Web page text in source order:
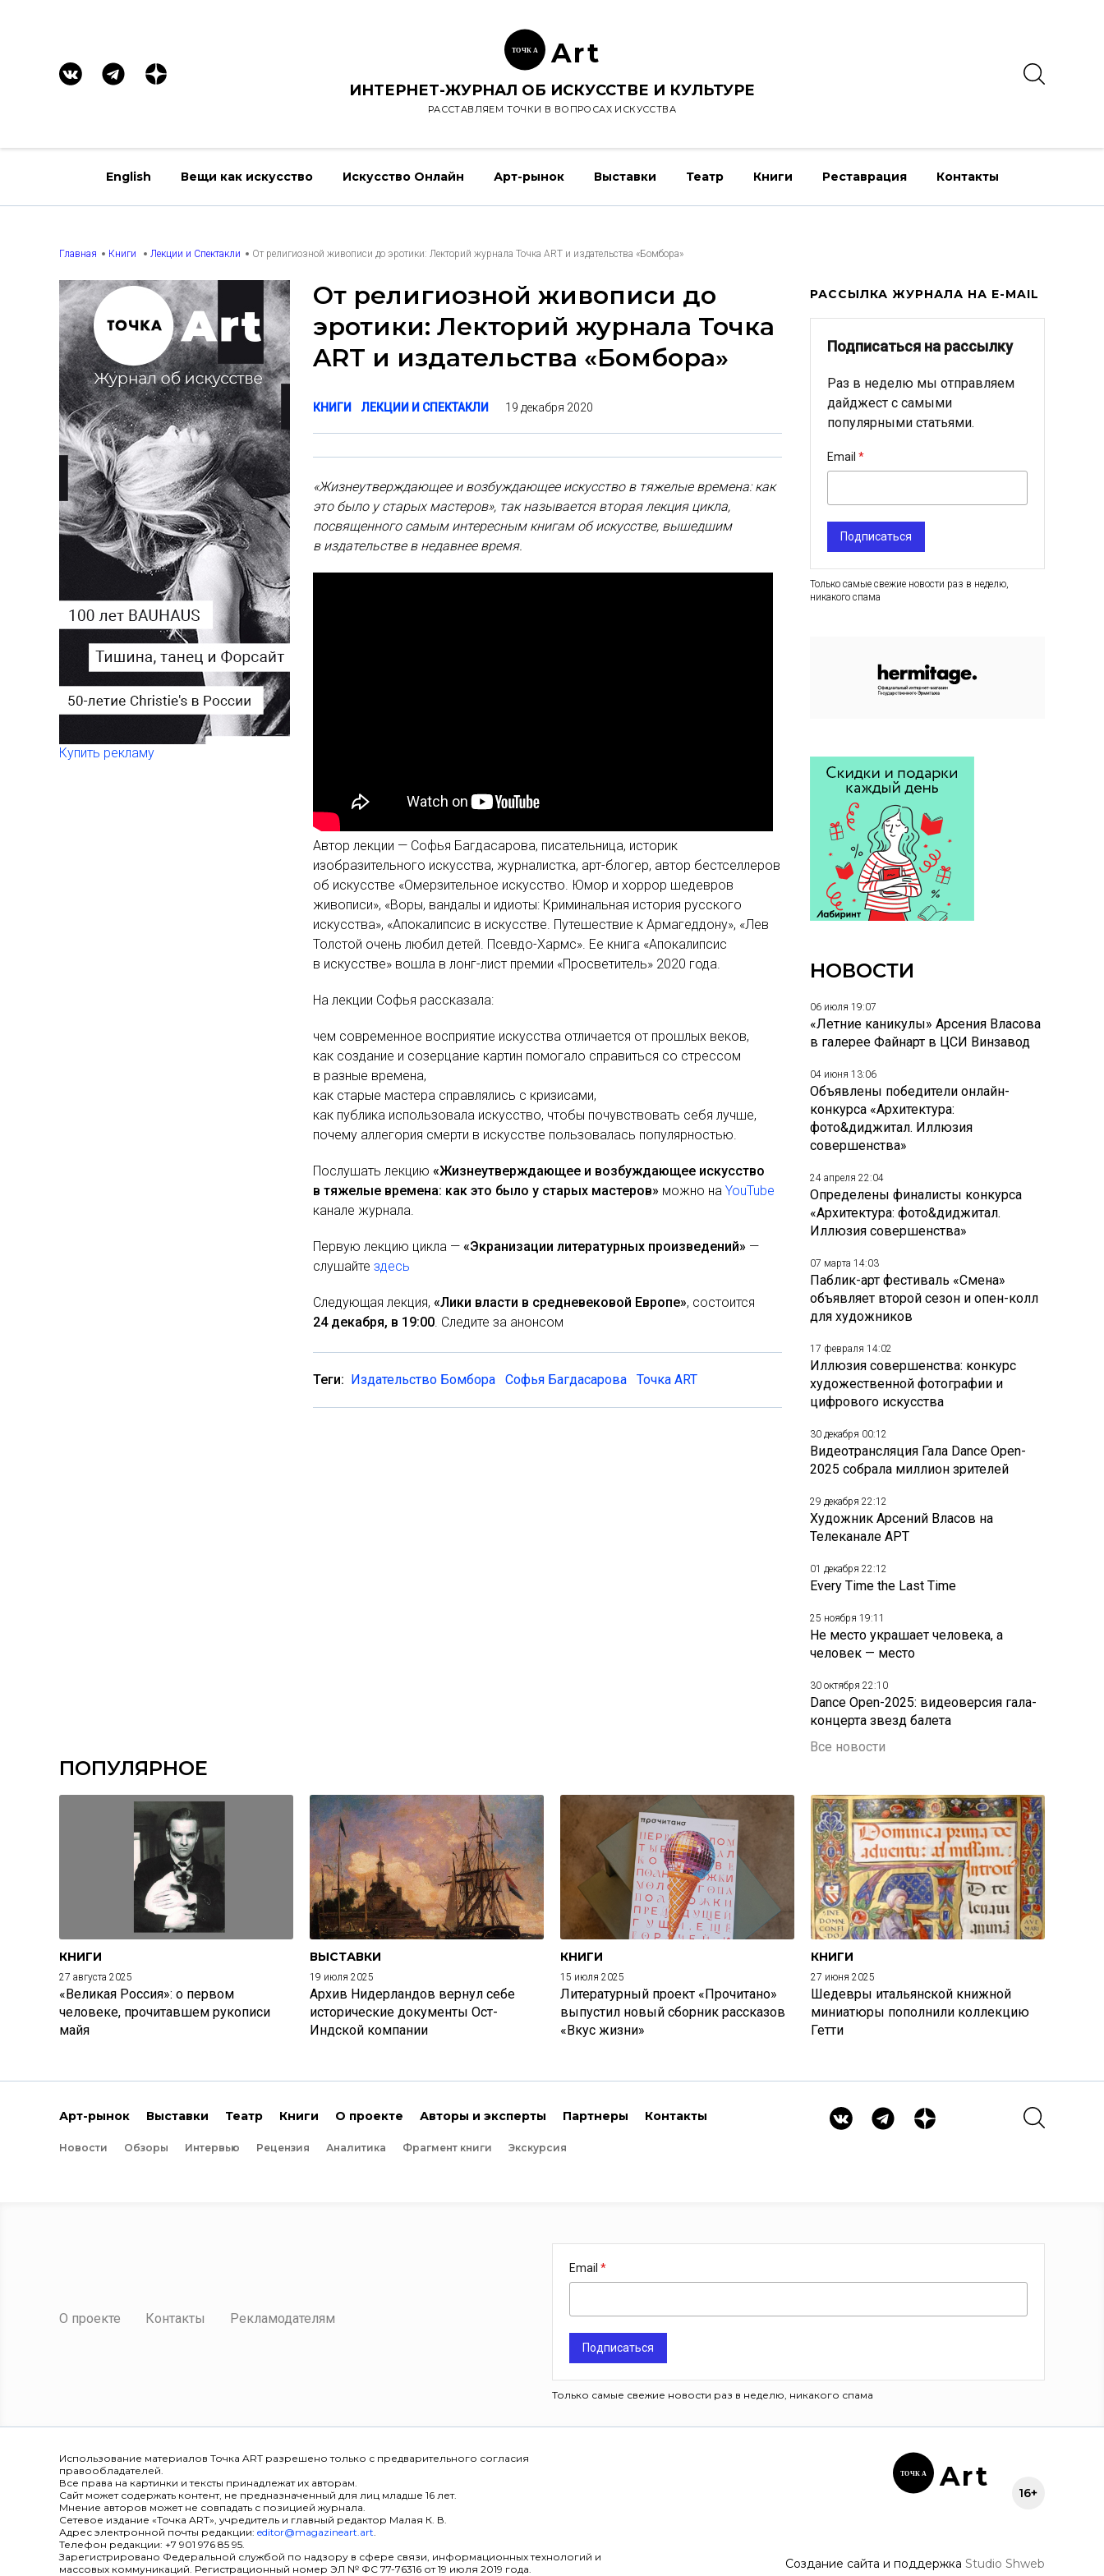
ТОЧК А Art
ИНТЕРНЕТ-ЖУРНАЛ ОБ ИСКУССТВЕ И КУЛЬТУРЕ
РАССТАВЛЯЕМ ТОЧКИ В ВОПРОСАХ ИСКУССТВА
English Вещи как искусство Искусство Онлайн Арт-рынок Выставки Театр Книги Реставрация Контакты
Главная Книги Лекции и Спектакли От религиозной живописи до эротики: Лекторий журнала Точка ART и издательства «Бомбора»
Купить рекламу
От религиозной живописи до
эротики: Лекторий журнала Точка
ART и издательства «Бомбора»
КНИГИ ЛЕКЦИИ И СПЕКТАКЛИ 19 декабря 2020
«Жизнеутверждающее и возбуждающее искусство в тяжелые времена: как
это было у старых мастеров», так называется вторая лекция цикла,
посвященного самым интересным книгам об искусстве, вышедшим
в издательстве в недавнее время.
Автор лекции — Софья Багдасарова, писательница, историк
изобразительного искусства, журналистка, арт-блогер, автор бестселлеров
об искусстве «Омерзительное искусство. Юмор и хоррор шедевров
живописи», «Воры, вандалы и идиоты: Криминальная история русского
искусства», «Апокалипсис в искусстве. Путешествие к Армагеддону», «Лев
Толстой очень любил детей. Псевдо-Хармс». Ее книга «Апокалипсис
в искусстве» вошла в лонг-лист премии «Просветитель» 2020 года.
На лекции Софья рассказала:
чем современное восприятие искусства отличается от прошлых веков,
как создание и созерцание картин помогало справиться со стрессом
в разные времена,
как старые мастера справлялись с кризисами,
как публика использовала искусство, чтобы почувствовать себя лучше,
почему аллегория смерти в искусстве пользовалась популярностью.
Послушать лекцию «Жизнеутверждающее и возбуждающее искусство
в тяжелые времена: как это было у старых мастеров» можно на YouTube
канале журнала.
Первую лекцию цикла — «Экранизации литературных произведений» —
слушайте здесь
Следующая лекция, «Лики власти в средневековой Европе», состоится
24 декабря, в 19:00. Следите за анонсом
Теги: Издательство Бомбора Софья Багдасарова Точка ART
РАССЫЛКА ЖУРНАЛА НА E-MAIL
Подписаться на рассылку
Раз в неделю мы отправляем
дайджест с самыми
популярными статьями.
Email
Подписаться
Только самые свежие новости раз в неделю,
никакого спама
НОВОСТИ
06 июля 19:07
«Летние каникулы» Арсения Власова
в галерее Файнарт в ЦСИ Винзавод
04 июня 13:06
Объявлены победители онлайн-
конкурса «Архитектура:
фото&диджитал. Иллюзия
совершенства»
24 апреля 22:04
Определены финалисты конкурса
«Архитектура: фото&диджитал.
Иллюзия совершенства»
07 марта 14:03
Паблик-арт фестиваль «Смена»
объявляет второй сезон и опен-колл
для художников
17 февраля 14:02
Иллюзия совершенства: конкурс
художественной фотографии и
цифрового искусства
30 декабря 00:12
Видеотрансляция Гала Dance Open-
2025 собрала миллион зрителей
29 декабря 22:12
Художник Арсений Власов на
Телеканале АРТ
01 декабря 22:12
Every Time the Last Time
25 ноября 19:11
Не место украшает человека, а
человек — место
30 октября 22:10
Dance Open-2025: видеоверсия гала-
концерта звезд балета
Все новости
ПОПУЛЯРНОЕ
КНИГИ
27 августа 2025
«Великая Россия»: о первом
человеке, прочитавшем рукописи
майя
ВЫСТАВКИ
19 июля 2025
Архив Нидерландов вернул себе
исторические документы Ост-
Индской компании
КНИГИ
15 июля 2025
Литературный проект «Прочитано»
выпустил новый сборник рассказов
«Вкус жизни»
КНИГИ
27 июня 2025
Шедевры итальянской книжной
миниатюры пополнили коллекцию
Гетти
Арт-рынок Выставки Театр Книги О проекте Авторы и эксперты Партнеры Контакты
Новости Обзоры Интервью Рецензия Аналитика Фрагмент книги Экскурсия
О проекте Контакты Рекламодателям
Email
Подписаться
Только самые свежие новости раз в неделю, никакого спама
Использование материалов Точка ART разрешено только с предварительного согласия
правообладателей.
Все права на картинки и тексты принадлежат их авторам.
Сайт может содержать контент, не предназначенный для лиц младше 16 лет.
Мнение авторов может не совпадать с позицией журнала.
Сетевое издание «Точка ART», учредитель и главный редактор Малая К. В.
Адрес электронной почты редакции: editor@magazineart.art.
Телефон редакции: +7 901 976 85 95.
Зарегистрировано Федеральной службой по надзору в сфере связи, информационных технологий и
массовых коммуникаций. Регистрационный номер ЭЛ № ФС 77-76316 от 19 июля 2019 года.
ТОЧК А Art
16+
Создание сайта и поддержка Studio Shweb